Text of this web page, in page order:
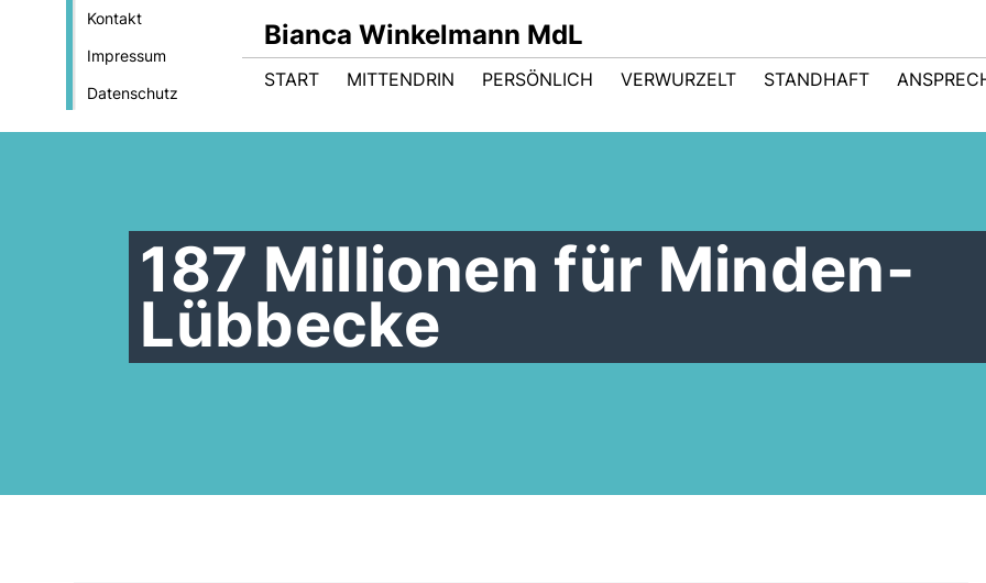
Kontakt
Impressum
Datenschutz
Bianca Winkelmann MdL
START MITTENDRIN PERSÖNLICH VERWURZELT STANDHAFT
187 Millionen für Minden-
Lübbecke